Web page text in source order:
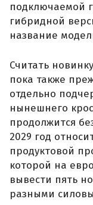
подключаемой
гибридной
название
Считать
пока также
отдельно
нынешнего
продолжится
2029 год
продуктовой
которой на
вывести пять
разными